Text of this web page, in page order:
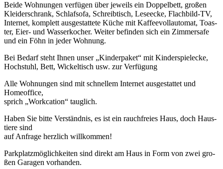
Bei­de Woh­nun­gen ver­fü­gen über jeweils ein Dop­pel­bett, gro­ßen
Klei­der­schrank, Schlaf­so­fa, Schreib­tisch, Lese­ecke, Flach­bild-TV,
Inter­net, kom­plett aus­ge­stat­te­te Küche mit Kaf­fee­voll­au­to­mat, Toas­
ter, Eier- und Was­ser­ko­cher. Wei­ter befin­den sich ein Zim­mer­safe
und ein Föhn in jeder Wohnung.
Bei Bedarf steht Ihnen unser „Kin­der­pa­ket“ mit Kin­der­spiel­ecke,
Hoch­stuhl, Bett, Wickel­tisch usw. zur Verfügung
Alle Woh­nun­gen sind mit schnel­lem Inter­net aus­ge­stat­tet und
Home­of­fice,
sprich „Work­ca­ti­on“ tauglich.
Haben Sie bit­te Ver­ständ­nis, es ist ein rauch­frei­es Haus, doch Haus­
tie­re sind
auf Anfra­ge herz­lich willkommen!
Park­platz­mög­lich­kei­ten sind direkt am Haus in Form von zwei gro­
ßen Gara­gen vorhanden.